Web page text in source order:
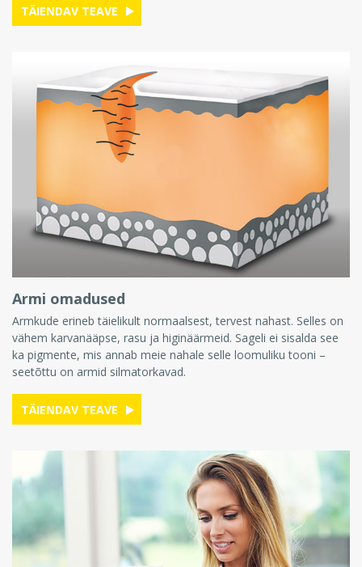
TÄIENDAV TEAVE
Armi omadused
Armkude erineb täielikult normaalsest, tervest nahast. Selles on
vähem karvanääpse, rasu ja higinäärmeid. Sageli ei sisalda see
ka pigmente, mis annab meie nahale selle loomuliku tooni –
seetõttu on armid silmatorkavad.
TÄIENDAV TEAVE